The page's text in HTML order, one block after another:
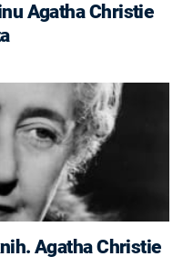
Agatha Christie
Agatha Christie